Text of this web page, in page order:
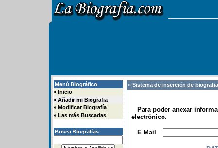
Menú Biográfico
» Inicio
» Añadir mi Biografia
» Modificar Biografía
» Las más Buscadas
Busca Biografías
» Sistema de inserción de
Para poder anexar
electrónico.
E-Mail